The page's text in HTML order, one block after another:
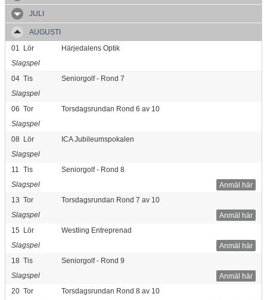
JULI
AUGUSTI
01
Lör
Härjedalens Optik
Slagspel
04 Tis
Seniorgolf - Rond 7
Slagspel
06 Tor
Torsdagsrundan Rond 6 av 10
Slagspel
08 Lör
ICA Jubileumspokalen
Slagspel
11
Tis
Seniorgolf - Rond 8
Anmäl här
Slagspel
13 Tor
Torsdagsrundan Rond 7 av 10
Anmäl här
Slagspel
15 Lör
Westling Entreprenad
Anmäl här
Slagspel
18 Tis
Seniorgolf - Rond 9
Anmäl här
Slagspel
20 Tor
Torsdagsrundan Rond 8 av 10